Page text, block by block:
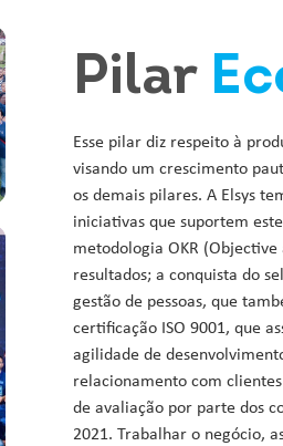
Pilar
Esse pilar diz respeito à
visando um crescimento
os demais pilares. A Elsys
iniciativas que suportem
metodologia OKR
resultados; a conquista do
gestão de pessoas, que
certificação ISO 9001, que
agilidade de
relacionamento com
de avaliação por parte dos
2021. Trabalhar o negócio,